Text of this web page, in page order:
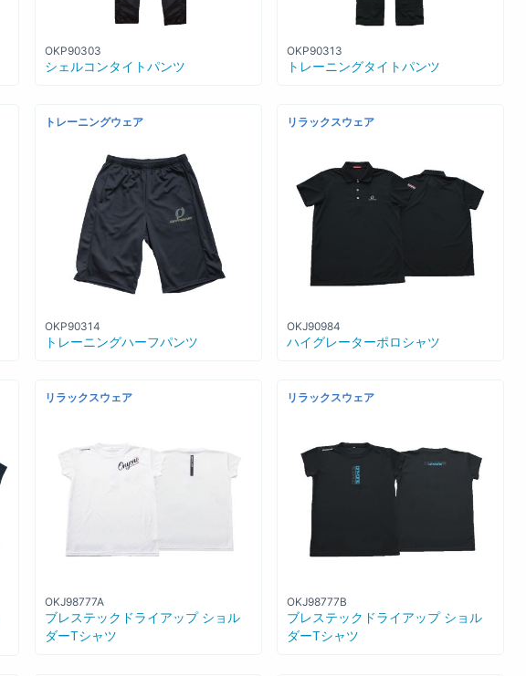
OKP90303
シェルコンタイトパンツ
OKP90313
トレーニングタイトパンツ
トレーニングウェア
OKP90314
トレーニングハーフパンツ
リラックスウェア
OKJ90984
ハイグレーターポロシャツ
リラックスウェア
OKJ98777A
ブレステックドライアップ ショル
ダーTシャツ
リラックスウェア
OKJ98777B
ブレステックドライアップ ショル
ダーTシャツ